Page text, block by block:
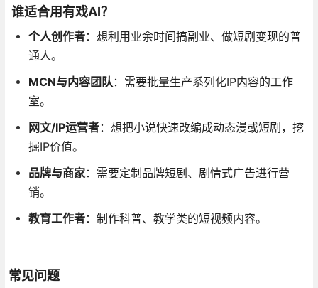
谁适合用有戏AI？
个人创作者：想利用业余时间搞副业、做短剧变现的普
通人。
MCN与内容团队 ：需要批量生产系列化IP内容的工作
室。
网文/IP运营者：想把小说快速改编成动态漫或短剧，挖
掘IP价值。
品牌与商家：需要定制品牌短剧、剧情式广告进行营
销。
教育工作者：制作科普、教学类的短视频内容。
常见问题